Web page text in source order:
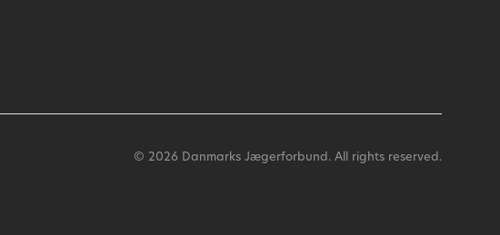
© 2026 Danmarks Jægerforbund. All rights reserved.